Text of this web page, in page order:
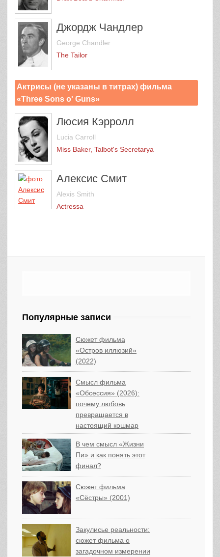
Джордж Чандлер
George Chandler
The Tailor
Актрисы (не указаны в титрах) фильма
«Three Sons o' Guns»
Люсия Кэрролл
Lucia Carroll
Miss Baker, Talbot's Secretaryа
Алексис Смит
Alexis Smith
Actressа
Популярные записи
Сюжет фильма
«Остров иллюзий»
(2022)
Смысл фильма
«Обсессия» (2026):
почему любовь
превращается в
настоящий кошмар
В чем смысл «Жизни
Пи» и как понять этот
финал?
Сюжет фильма
«Сёстры» (2001)
Закулисье реальности:
сюжет фильма о
загадочном измерении